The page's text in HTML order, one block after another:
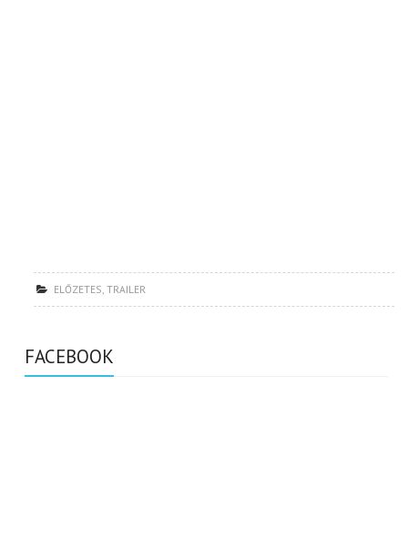
ELŐZETES ,TRAILER
FACEBOOK